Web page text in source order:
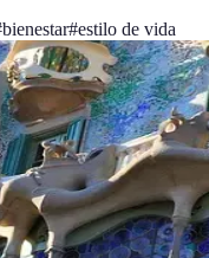
bienestar#estilo de vida